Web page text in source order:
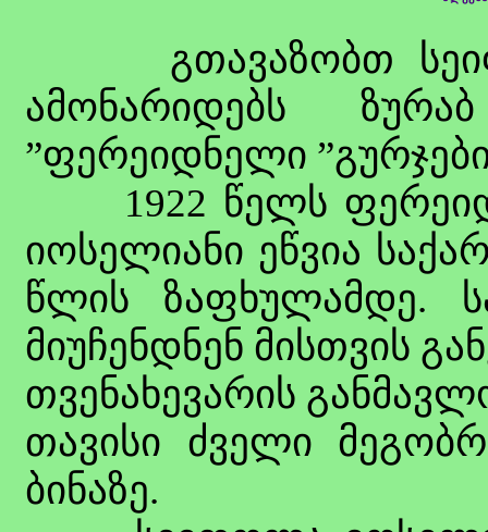
გთავაზობთ
ამონარიდებს
”ფერეიდნელი
1922 წელს
იოსელიანი ეწვია
წლის ზაფხულამდე.
მიუჩენდნენ მისთვის
თვენახევარის
თავისი ძველი
ბინაზე.